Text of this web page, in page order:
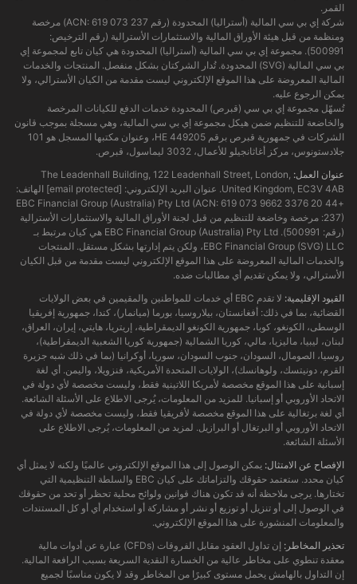
القمر.
شركة إي بي سي المالية (أستراليا) المحدودة (رقم ACN: 619 073 237) مرخصة
ومنظمة من قبل هيئة الأوراق المالية والاستثمارات الأسترالية (رقم الترخيص:
500991). مجموعة إي بي سي المالية (أستراليا) المحدودة هي كيان تابع لمجموعة إي
بي سي المالية (SVG) المحدودة. تُدار الشركتان بشكل منفصل. المنتجات والخدمات
المالية المعروضة على هذا الموقع الإلكتروني ليست مقدمة من الكيان الأسترالي، ولا
يمكن الرجوع عليه.
تُسهّل مجموعة إي بي سي (قبرص) المحدودة خدمات الدفع للكيانات المرخصة
والخاضعة للتنظيم ضمن هيكل مجموعة إي بي سي المالية، وهي مسجلة بموجب قانون
الشركات في جمهورية قبرص برقم HE 449205، وعنوان مكتبها المسجل هو 101
جلادستونوس، مركز أغاثانجيلو للأعمال، 3032 ليماسول، قبرص.
عنوان العمل: The Leadenhall Building, 122 Leadenhall Street, London,
United Kingdom, EC3V 4AB. عنوان البريد الإلكتروني:
[email protected]
الهاتف:
+44 20 3376 9662 EBC Financial Group (Australia) Pty Ltd (ACN: 619 073
237): مرخصة وخاضعة للتنظيم من قبل لجنة الأوراق المالية والاستثمارات الأسترالية
(رقم: 500991). EBC Financial Group (Australia) Pty Ltd هي كيان مرتبط بـ
EBC Financial Group (SVG) LLC، ولكن يتم إدارتها بشكل مستقل. المنتجات
والخدمات المالية المعروضة على هذا الموقع الإلكتروني ليست مقدمة من قبل الكيان
الأسترالي، ولا يمكن تقديم أي مطالبات ضده.
القيود الإقليمية:
لا تقدم EBC أي خدمات للمواطنين والمقيمين في بعض الولايات
القضائية، بما في ذلك: أفغانستان، بيلاروسيا، بورما (ميانمار)، كندا، جمهورية إفريقيا
الوسطى، الكونغو، كوبا، جمهورية الكونغو الديمقراطية، إريتريا، هايتي، إيران، العراق،
لبنان، ليبيا، ماليزيا، مالي، كوريا الشمالية (جمهورية كوريا الشعبية الديمقراطية)،
روسيا، الصومال، السودان، جنوب السودان، سوريا، أوكرانيا (بما في ذلك شبه جزيرة
القرم، دونيتسك، ولوهانسك)، الولايات المتحدة الأمريكية، فنزويلا، واليمن. أي لغة
إسبانية على هذا الموقع مخصصة لأمريكا اللاتينية فقط، وليست مخصصة لأي دولة في
الاتحاد الأوروبي أو إسبانيا. للمزيد من المعلومات، يُرجى الاطلاع على الأسئلة الشائعة.
أي لغة برتغالية على هذا الموقع مخصصة لأفريقيا فقط، وليست مخصصة لأي دولة في
الاتحاد الأوروبي أو البرتغال أو البرازيل. لمزيد من المعلومات، يُرجى الاطلاع على
الأسئلة الشائعة.
الإفصاح عن الامتثال: يمكن الوصول إلى هذا الموقع الإلكتروني عالميًا ولكنه لا يمثل أي
كيان محدد. ستعتمد حقوقك والتزاماتك على كيان EBC والسلطة التنظيمية التي
تختارها. يرجى ملاحظة أنه قد تكون هناك قوانين ولوائح محلية تحظر أو تحد من حقوقك
في الوصول إلى أو تنزيل أو توزيع أو نشر أو مشاركة أو استخدام أي أو كل المستندات
والمعلومات المنشورة على هذا الموقع الإلكتروني.
تحذير المخاطر:
إن تداول العقود مقابل الفروقات (CFDs) عبارة عن أدوات مالية
معقدة تنطوي على مخاطر عالية من الخسارة النقدية السريعة بسبب الرافعة المالية.
إن التداول بالهامش يحمل مستوى كبيرًا من المخاطر وقد لا يكون مناسبًا لجميع